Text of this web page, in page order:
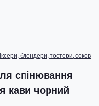
блендери, тостери,
спінювання
кави чорний